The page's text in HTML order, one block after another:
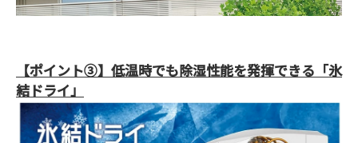
【ポイント③】低温時でも除湿性能を発揮できる「氷
結ドライ」